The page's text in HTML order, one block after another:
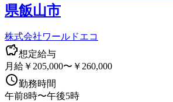
県飯山市
株式会社ワールドエコ
想定給与
月給￥205,000〜￥260,000
勤務時間
午前8時〜午後5時